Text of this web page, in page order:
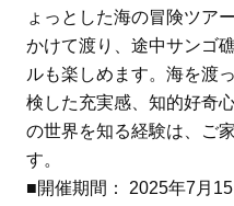
ょっとした海の冒険ツア
かけて渡り、途中サンゴ
ルも楽しめます。海を渡
検した充実感、知的好奇
の世界を知る経験は、ご
す。
■開催期間： 2025年7月